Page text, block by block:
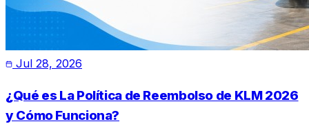
Jul 28, 2026
¿Qué es La Política de Reembolso de KLM 2026
y Cómo Funciona?